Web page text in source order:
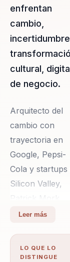
enfrentan
cambio,
cultural,
de negocio.
Arquitecto del
cambio con
trayectoria en
Google, Pepsi-
Cola y startups
Silicon Valley,
trabaja hoy
coach ejecutivo
autor. La fuente
Leer más
LO QUE LO
DISTINGUE